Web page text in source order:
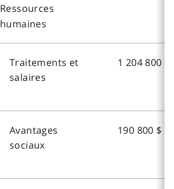
Ressources
humaines
Traitements et
salaires
1 204 800 $
Avantages
sociaux
190 800 $